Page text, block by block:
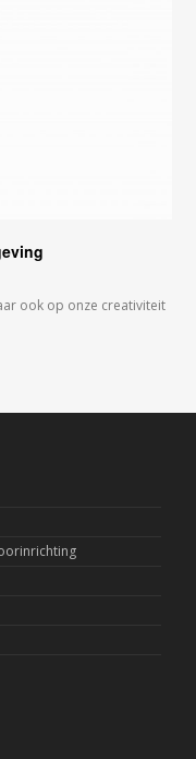
ook op onze creativiteit